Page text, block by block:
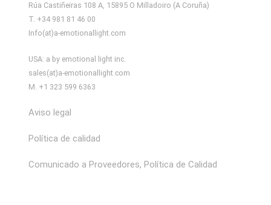
Rúa Castiñeiras 108 A, 15895 O Milladoiro (A Coruña)
T. +34 981 81 46 00
Info(at)a-emotionallight.com
USA: a by emotional light inc.
sales(at)a-emotionallight.com
M. +1 323 599 6363
Aviso legal
Política de calidad
Comunicado a Proveedores, Política de Calidad